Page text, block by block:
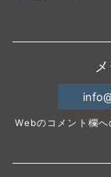
Webのコメント欄